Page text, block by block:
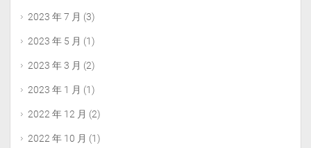
2023 年 7 月 (3)
2023 年 5 月 (1)
2023 年 3 月 (2)
2023 年 1 月 (1)
2022 年 12 月 (2)
2022 年 10 月 (1)